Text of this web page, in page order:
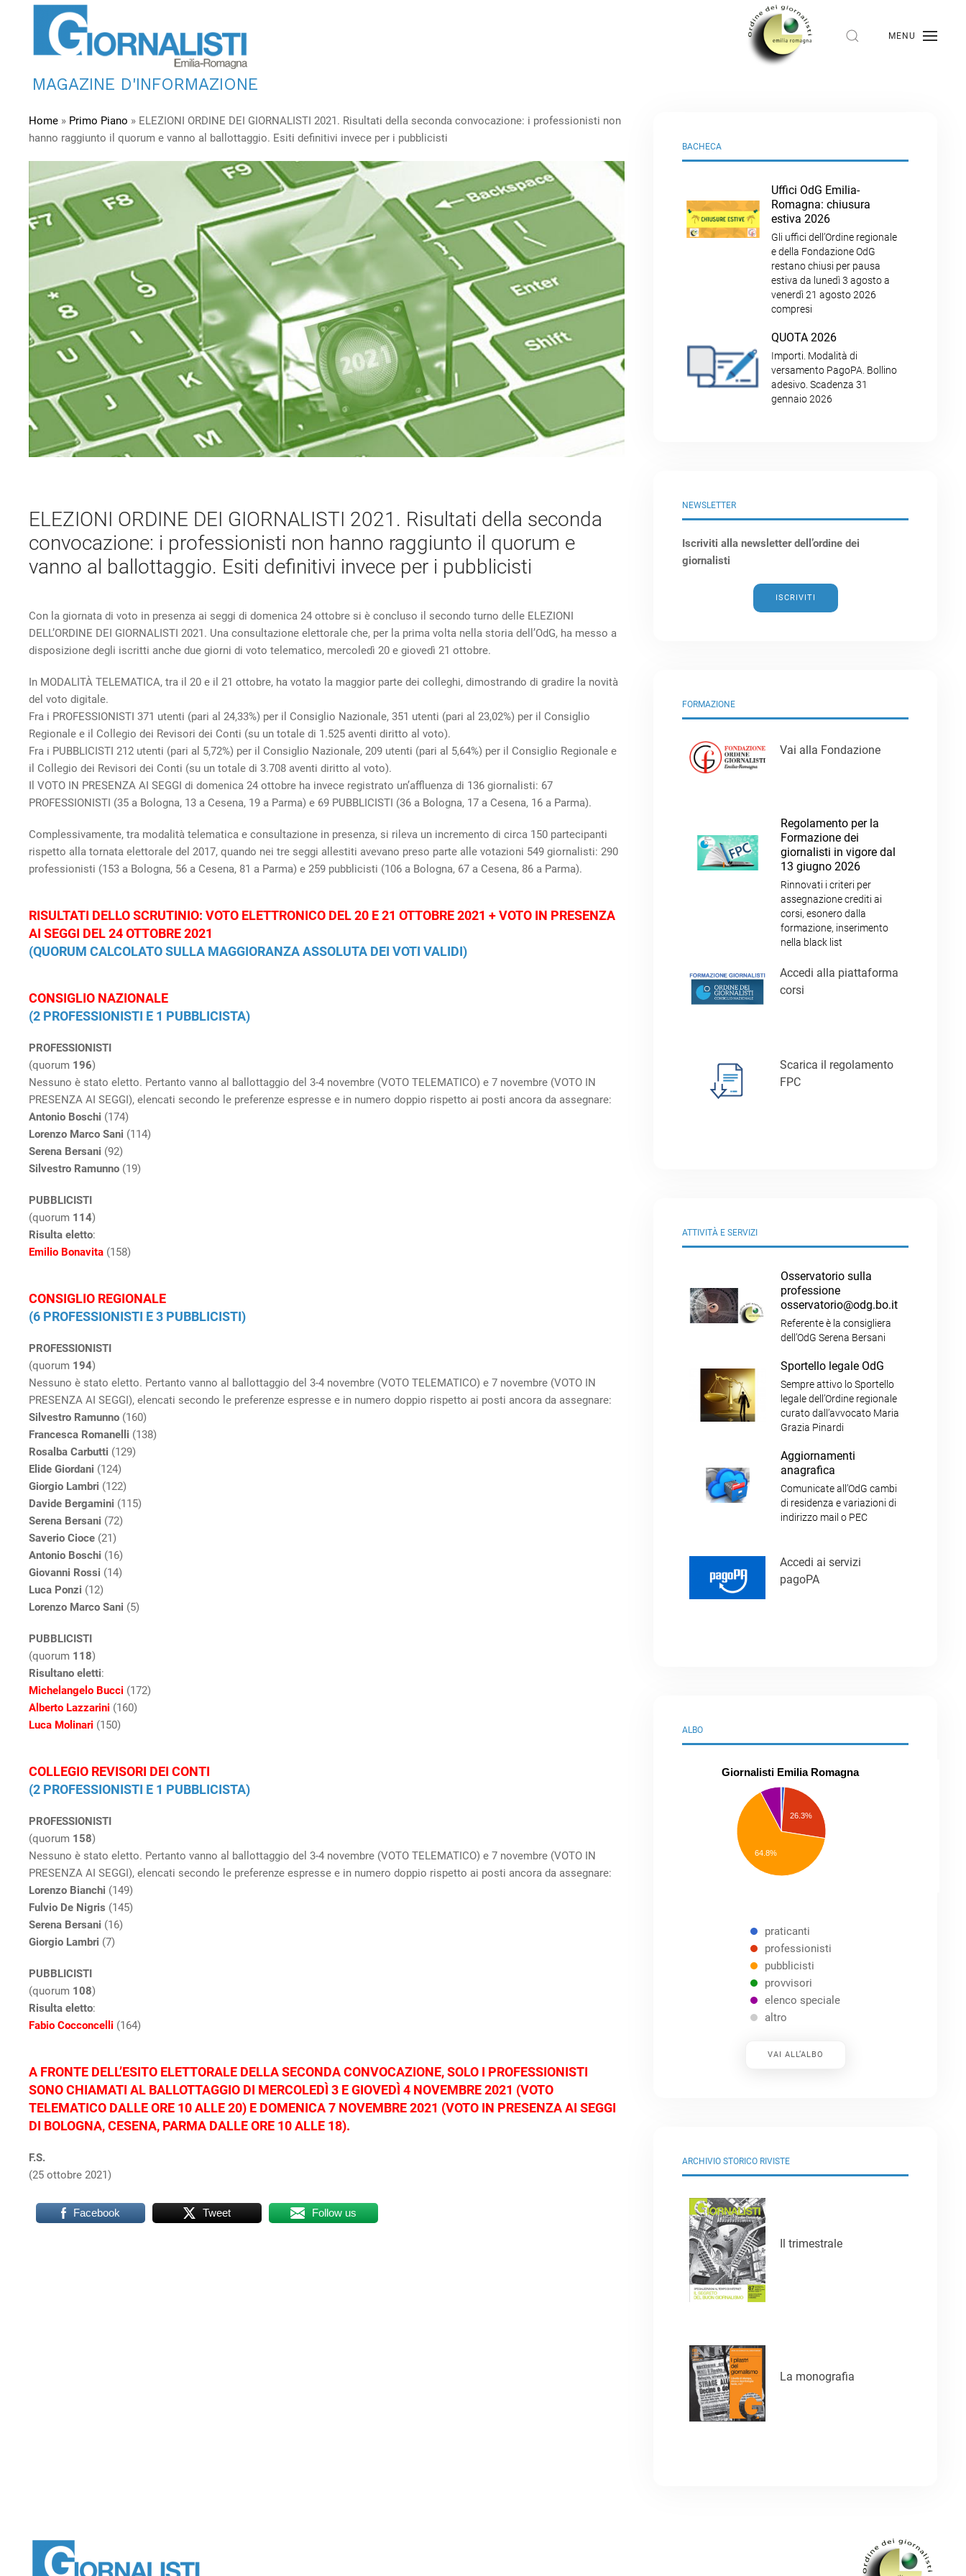
MENU
MAGAZINE D'INFORMAZIONE
Home » Primo Piano » ELEZIONI ORDINE DEI GIORNALISTI 2021. Risultati della seconda convocazione: i professionisti non
hanno raggiunto il quorum e vanno al ballottaggio. Esiti definitivi invece per i pubblicisti
ELEZIONI ORDINE DEI GIORNALISTI 2021. Risultati della seconda
convocazione: i professionisti non hanno raggiunto il quorum e
vanno al ballottaggio. Esiti definitivi invece per i pubblicisti
Con la giornata di voto in presenza ai seggi di domenica 24 ottobre si è concluso il secondo turno delle ELEZIONI
DELL’ORDINE DEI GIORNALISTI 2021. Una consultazione elettorale che, per la prima volta nella storia dell’OdG, ha messo a
disposizione degli iscritti anche due giorni di voto telematico, mercoledì 20 e giovedì 21 ottobre.
In MODALITÀ TELEMATICA, tra il 20 e il 21 ottobre, ha votato la maggior parte dei colleghi, dimostrando di gradire la novità
del voto digitale.
Fra i PROFESSIONISTI 371 utenti (pari al 24,33%) per il Consiglio Nazionale, 351 utenti (pari al 23,02%) per il Consiglio
Regionale e il Collegio dei Revisori dei Conti (su un totale di 1.525 aventi diritto al voto).
Fra i PUBBLICISTI 212 utenti (pari al 5,72%) per il Consiglio Nazionale, 209 utenti (pari al 5,64%) per il Consiglio Regionale e
il Collegio dei Revisori dei Conti (su un totale di 3.708 aventi diritto al voto).
Il VOTO IN PRESENZA AI SEGGI di domenica 24 ottobre ha invece registrato un’affluenza di 136 giornalisti: 67
PROFESSIONISTI (35 a Bologna, 13 a Cesena, 19 a Parma) e 69 PUBBLICISTI (36 a Bologna, 17 a Cesena, 16 a Parma).
Complessivamente, tra modalità telematica e consultazione in presenza, si rileva un incremento di circa 150 partecipanti
rispetto alla tornata elettorale del 2017, quando nei tre seggi allestiti avevano preso parte alle votazioni 549 giornalisti: 290
professionisti (153 a Bologna, 56 a Cesena, 81 a Parma) e 259 pubblicisti (106 a Bologna, 67 a Cesena, 86 a Parma).
RISULTATI DELLO SCRUTINIO: VOTO ELETTRONICO DEL 20 E 21 OTTOBRE 2021 + VOTO IN PRESENZA
AI SEGGI DEL 24 OTTOBRE 2021
(QUORUM CALCOLATO SULLA MAGGIORANZA ASSOLUTA DEI VOTI VALIDI)
CONSIGLIO NAZIONALE
(2 PROFESSIONISTI E 1 PUBBLICISTA)
PROFESSIONISTI
(quorum 196)
Nessuno è stato eletto. Pertanto vanno al ballottaggio del 3-4 novembre (VOTO TELEMATICO) e 7 novembre (VOTO IN
PRESENZA AI SEGGI), elencati secondo le preferenze espresse e in numero doppio rispetto ai posti ancora da assegnare:
Antonio Boschi (174)
Lorenzo Marco Sani (114)
Serena Bersani (92)
Silvestro Ramunno (19)
PUBBLICISTI
(quorum 114)
Risulta eletto:
Emilio Bonavita (158)
CONSIGLIO REGIONALE
(6 PROFESSIONISTI E 3 PUBBLICISTI)
PROFESSIONISTI
(quorum 194)
Nessuno è stato eletto. Pertanto vanno al ballottaggio del 3-4 novembre (VOTO TELEMATICO) e 7 novembre (VOTO IN
PRESENZA AI SEGGI), elencati secondo le preferenze espresse e in numero doppio rispetto ai posti ancora da assegnare:
Silvestro Ramunno (160)
Francesca Romanelli (138)
Rosalba Carbutti (129)
Elide Giordani (124)
Giorgio Lambri (122)
Davide Bergamini (115)
Serena Bersani (72)
Saverio Cioce (21)
Antonio Boschi (16)
Giovanni Rossi (14)
Luca Ponzi (12)
Lorenzo Marco Sani (5)
PUBBLICISTI
(quorum 118)
Risultano eletti:
Michelangelo Bucci (172)
Alberto Lazzarini (160)
Luca Molinari (150)
COLLEGIO REVISORI DEI CONTI
(2 PROFESSIONISTI E 1 PUBBLICISTA)
PROFESSIONISTI
(quorum 158)
Nessuno è stato eletto. Pertanto vanno al ballottaggio del 3-4 novembre (VOTO TELEMATICO) e 7 novembre (VOTO IN
PRESENZA AI SEGGI), elencati secondo le preferenze espresse e in numero doppio rispetto ai posti ancora da assegnare:
Lorenzo Bianchi (149)
Fulvio De Nigris (145)
Serena Bersani (16)
Giorgio Lambri (7)
PUBBLICISTI
(quorum 108)
Risulta eletto:
Fabio Cocconcelli (164)
A FRONTE DELL’ESITO ELETTORALE DELLA SECONDA CONVOCAZIONE, SOLO I PROFESSIONISTI
SONO CHIAMATI AL BALLOTTAGGIO DI MERCOLEDÌ 3 E GIOVEDÌ 4 NOVEMBRE 2021 (VOTO
TELEMATICO DALLE ORE 10 ALLE 20) E DOMENICA 7 NOVEMBRE 2021 (VOTO IN PRESENZA AI SEGGI
DI BOLOGNA, CESENA, PARMA DALLE ORE 10 ALLE 18).
F.S.
(25 ottobre 2021)
Facebook Tweet Follow us
BACHECA
Uffici OdG Emilia-
Romagna: chiusura
estiva 2026
Gli uffici dell’Ordine regionale
e della Fondazione OdG
restano chiusi per pausa
estiva da lunedì 3 agosto a
venerdì 21 agosto 2026
compresi
QUOTA 2026
Importi. Modalità di
versamento PagoPA. Bollino
adesivo. Scadenza 31
gennaio 2026
NEWSLETTER
Iscriviti alla newsletter dell’ordine dei
giornalisti
ISCRIVITI
FORMAZIONE
Vai alla Fondazione
Regolamento per la
Formazione dei
giornalisti in vigore dal
13 giugno 2026
Rinnovati i criteri per
assegnazione crediti ai
corsi, esonero dalla
formazione, inserimento
nella black list
Accedi alla piattaforma
corsi
Scarica il regolamento
FPC
ATTIVITÀ E SERVIZI
Osservatorio sulla
professione
osservatorio@odg.bo.it
Referente è la consigliera
dell’OdG Serena Bersani
Sportello legale OdG
Sempre attivo lo Sportello
legale dell’Ordine regionale
curato dall’avvocato Maria
Grazia Pinardi
Aggiornamenti
anagrafica
Comunicate all’OdG cambi
di residenza e variazioni di
indirizzo mail o PEC
Accedi ai servizi
pagoPA
ALBO
Giornalisti Emilia Romagna
26.3%
64.8%
praticanti
professionisti
pubblicisti
provvisori
elenco speciale
altro
VAI ALL’ALBO
ARCHIVIO STORICO RIVISTE
Il trimestrale
La monografia